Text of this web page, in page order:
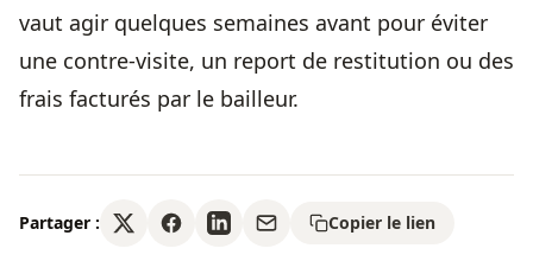
vaut agir quelques semaines avant pour éviter
une contre-visite, un report de restitution ou des
frais facturés par le bailleur.
Partager : Copier le lien